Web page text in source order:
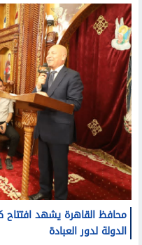
محافظ القاهرة يشهد افتتاح
الدولة لدور العبادة